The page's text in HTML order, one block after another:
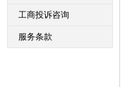
工商投诉咨询
服务条款